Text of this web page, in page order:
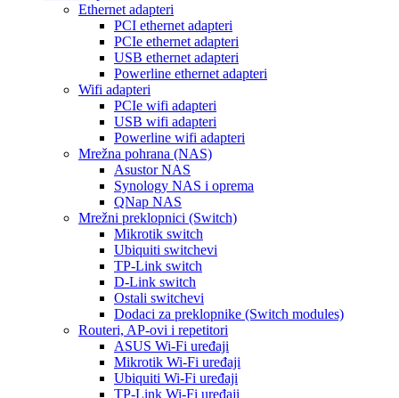
Ethernet adapteri
PCI ethernet adapteri
PCIe ethernet adapteri
USB ethernet adapteri
Powerline ethernet adapteri
Wifi adapteri
PCIe wifi adapteri
USB wifi adapteri
Powerline wifi adapteri
Mrežna pohrana (NAS)
Asustor NAS
Synology NAS i oprema
QNap NAS
Mrežni preklopnici (Switch)
Mikrotik switch
Ubiquiti switchevi
TP-Link switch
D-Link switch
Ostali switchevi
Dodaci za preklopnike (Switch modules)
Routeri, AP-ovi i repetitori
ASUS Wi-Fi uređaji
Mikrotik Wi-Fi uređaji
Ubiquiti Wi-Fi uređaji
TP-Link Wi-Fi uređaji